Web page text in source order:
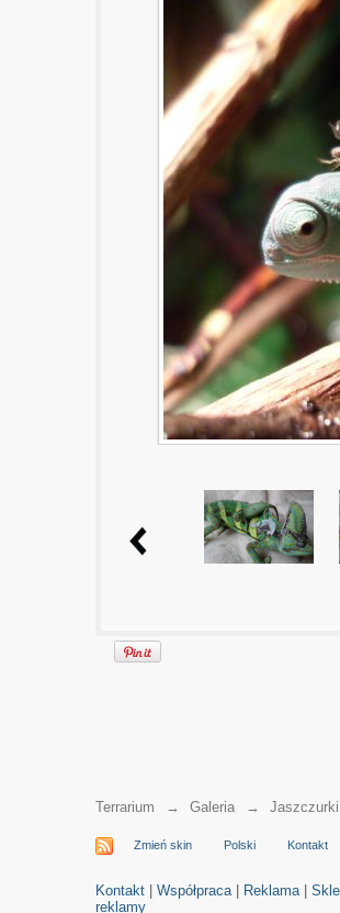
Terrarium → Galeria →
Zmień skin Polski Kontakt
Kontakt |Współpraca| Reklama|
reklamy